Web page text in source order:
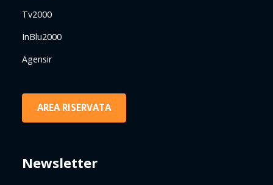
Tv2000
InBlu2000
Agensir
AREA RISERVATA
Newsletter